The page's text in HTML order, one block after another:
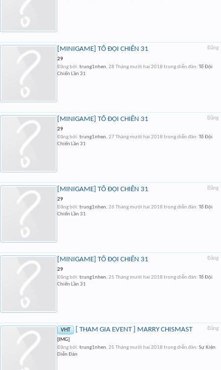
Đăng
[MINIGAME] TỔ ĐỘI CHIẾN 31
29
Đăng bởi: trung1nhen, 28 Tháng mười hai 2018 trong diễn đàn: Tổ Đội
Chiến Lần 31
Đăng
[MINIGAME] TỔ ĐỘI CHIẾN 31
29
Đăng bởi: trung1nhen, 27 Tháng mười hai 2018 trong diễn đàn: Tổ Đội
Chiến Lần 31
Đăng
[MINIGAME] TỔ ĐỘI CHIẾN 31
29
Đăng bởi: trung1nhen, 26 Tháng mười hai 2018 trong diễn đàn: Tổ Đội
Chiến Lần 31
Đăng
[MINIGAME] TỔ ĐỘI CHIẾN 31
29
Đăng bởi: trung1nhen, 25 Tháng mười hai 2018 trong diễn đàn: Tổ Đội
Chiến Lần 31
Đăng
VHT [ THAM GIA EVENT ] MARRY CHISMAST
[IMG]
Đăng bởi: trung1nhen, 25 Tháng mười hai 2018 trong diễn đàn: Sự Kiện
Diễn Đàn